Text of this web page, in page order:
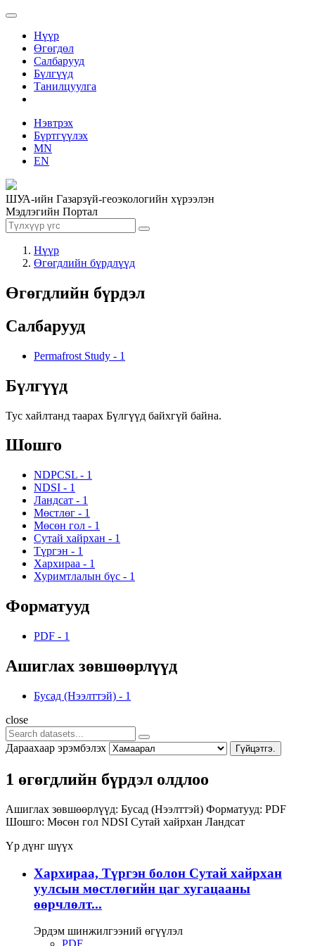
Нүүр
Өгөгдөл
Салбарууд
Бүлгүүд
Танилцуулга
Нэвтрэх
Бүртгүүлэх
MN
EN
ШУА-ийн Газарзүй-геоэкологийн хүрээлэн
Мэдлэгийн Портал
Нүүр
Өгөгдлийн бүрдлүүд
Өгөгдлийн бүрдэл
Салбарууд
Permafrost Study - 1
Бүлгүүд
Тус хайлтанд таарах Бүлгүүд байхгүй байна.
Шошго
NDPCSL - 1
NDSI - 1
Ландсат - 1
Мөстлөг - 1
Мөсөн гол - 1
Сутай хайрхан - 1
Түргэн - 1
Хархираа - 1
Хуримтлалын бүс - 1
Форматууд
PDF - 1
Ашиглах зөвшөөрлүүд
Бусад (Нээлттэй) - 1
close
Дараахаар эрэмбэлэх Гүйцэтгэ.
1 өгөгдлийн бүрдэл олдлоо
Ашиглах зөвшөөрлүүд: Бусад (Нээлттэй) Форматууд: PDF
Шошго: Мөсөн гол NDSI Сутай хайрхан Ландсат
Үр дүнг шүүх
Хархираа, Түргэн болон Сутай хайрхан
уулсын мөстлөгийн цаг хугацааны
өөрчлөлт...
Эрдэм шинжилгээний өгүүлэл